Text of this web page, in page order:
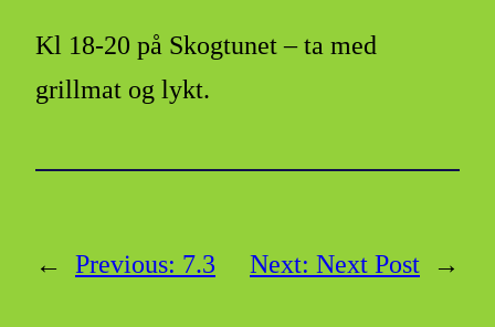
Kl 18-20 på Skogtunet – ta med
grillmat og lykt.
← Previous: 7.3 Next: Next Post →